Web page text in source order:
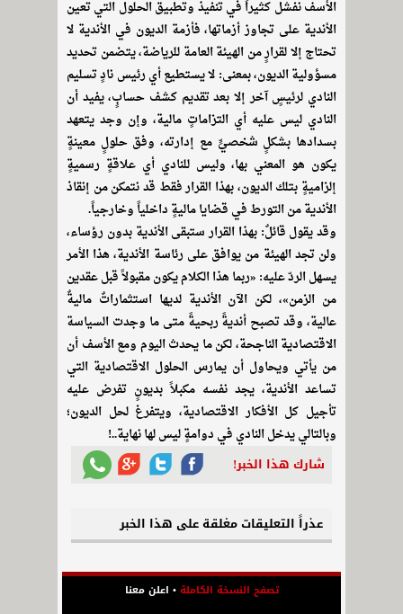
الأسف نفشل كثيراً في تنفيذ وتطبيق الحلول التي تعين
الأندية على تجاوز أزماتها، فأزمة الديون في الأندية لا
تحتاج إلا لقرارٍ من الهيئة العامة للرياضة، يتضمن تحديد
مسؤولية الديون، بمعنى: لا يستطيع أي رئيس نادٍ تسليم
النادي لرئيسٍ آخر إلا بعد تقديم كشف حسابٍ، يفيد أن
النادي ليس عليه أي التزاماتٍ مالية، وإن وجد يتعهد
بسدادها بشكلٍ شخصيٍّ مع إدارته، وفق حلولٍ معينةٍ
يكون هو المعني بها، وليس للنادي أي علاقةٍ رسميةٍ
إلزاميةٍ بتلك الديون، بهذا القرار فقط قد نتمكن من إنقاذ
الأندية من التورط في قضايا ماليةٍ داخلياً وخارجياً.
وقد يقول قائلٌ: بهذا القرار ستبقى الأندية بدون رؤساء،
ولن تجد الهيئة من يوافق على رئاسة الأندية، هذا الأمر
يسهل الردّ عليه: «ربما هذا الكلام يكون مقبولاً قبل عقدين
من الزمن»، لكن الآن الأندية لديها استثماراتٌ ماليةٌ
عالية، وقد تصبح أنديةً ربحيةً متى ما وجدت السياسة
الاقتصادية الناجحة، لكن ما يحدث اليوم ومع الأسف أن
من يأتي ويحاول أن يمارس الحلول الاقتصادية التي
تساعد الأندية، يجد نفسه مكبلاً بديونٍ تفرض عليه
تأجيل كل الأفكار الاقتصادية، ويتفرغ لحل الديون؛
وبالتالي يدخل النادي في دوامةٍ ليس لها نهاية..!
شارك هذا الخبر!
عذراً التعليقات مغلقة على هذا الخبر
تصفح النسخة الكاملة• اعلن معنا